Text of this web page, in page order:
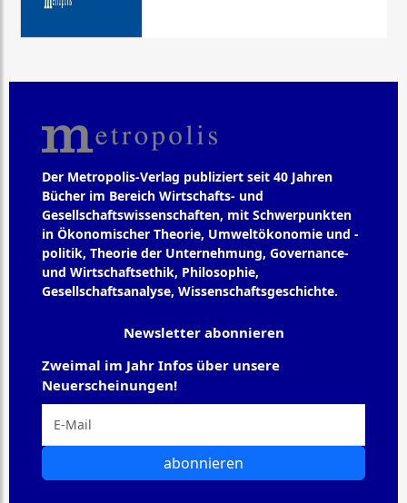
Der Metropolis-Verlag publiziert seit 40 Jahren
Bücher im Bereich Wirtschafts- und
Gesellschaftswissenschaften, mit Schwerpunkten
in Ökonomischer Theorie, Umweltökonomie und -
politik, Theorie der Unternehmung, Governance-
und Wirtschaftsethik, Philosophie,
Gesellschaftsanalyse, Wissenschaftsgeschichte.
Newsletter abonnieren
Zweimal im Jahr Infos über unsere
Neuerscheinungen!
abonnieren